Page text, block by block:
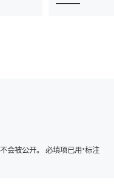
会被公开。 必填项已用*标注